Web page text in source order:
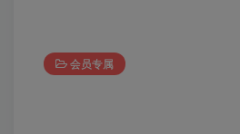
会员专属